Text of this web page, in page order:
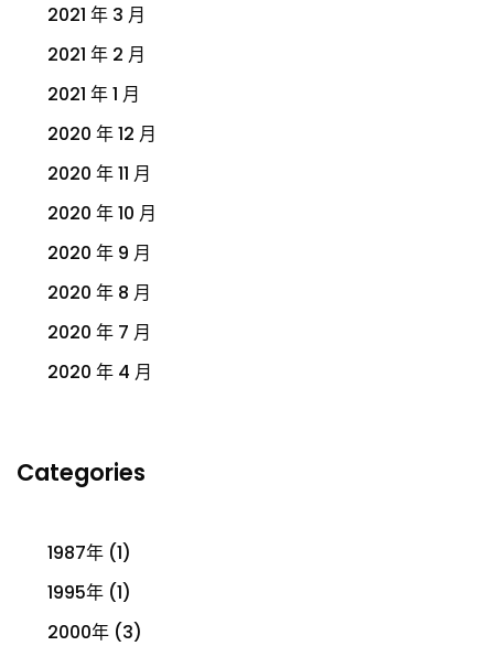
2021 年 3 月
2021 年 2 月
2021 年 1 月
2020 年 12 月
2020 年 11 月
2020 年 10 月
2020 年 9 月
2020 年 8 月
2020 年 7 月
2020 年 4 月
Categories
1987年 (1)
1995年 (1)
2000年 (3)